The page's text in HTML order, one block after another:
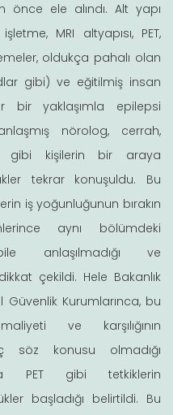
önce ele alındı. Alt yapı
MRI altyapısı, PET,
oldukça pahalı olan
gibi) ve eğitilmiş insan
bir yaklaşımla epilepsi
nörolog, cerrah,
gibi kişilerin bir araya
tekrar konuşuldu. Bu
iş yoğunluğunun bırakın
aynı bölümdeki
anlaşılmadığı ve
çekildi. Hele Bakanlık
Kurumlarınca, bu
ve karşılığının
konusu olmadığı
PET gibi tetkiklerin
başladığı belirtildi. Bu